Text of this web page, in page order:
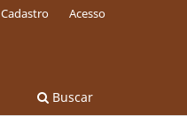
Buscar
Cadastro Acesso